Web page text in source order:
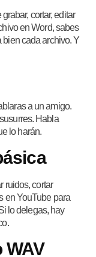
cortar, editar
en Word, sabes
bien cada archivo. Y
a un amigo.
Habla
lo harán.
ruidos, cortar
en YouTube para
lo delegas, hay
WAV